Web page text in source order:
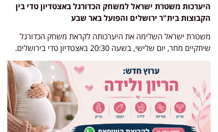
היערכות משטרת ישראל למשחק הכדורגל באצטדיון טדי בין
הקבוצות בית"ר ירושלים והפועל באר שבע
משטרת ישראל השלימה את היערכותה לקראת משחק הכדורגל
שיתקיים מחר, יום שלישי, בשעה 20:30 באצטדיון טדי בירושלים.